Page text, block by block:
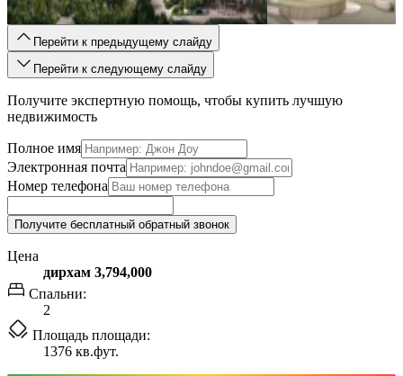
Перейти к предыдущему слайду
Перейти к следующему слайду
Получите экспертную помощь, чтобы купить лучшую
недвижимость
Полное имя
Электронная почта
Номер телефона
Получите бесплатный обратный звонок
Цена
дирхам 3,794,000
Спальни:
2
Площадь площади:
1376 кв.фут.